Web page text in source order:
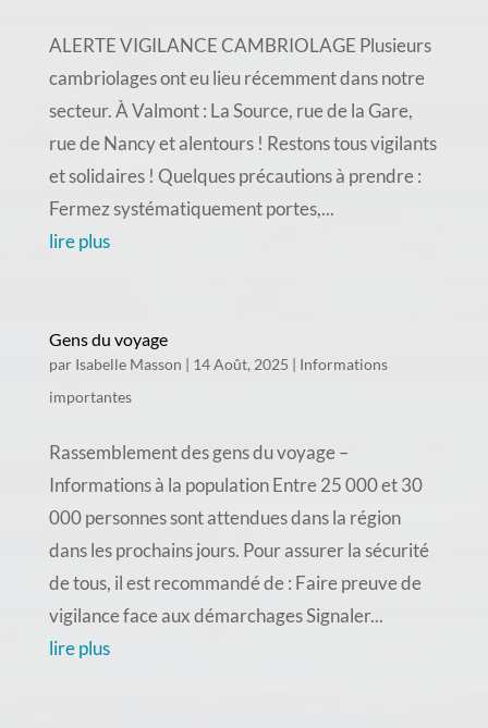
ALERTE VIGILANCE CAMBRIOLAGE Plusieurs
cambriolages ont eu lieu récemment dans notre
secteur. À Valmont : La Source, rue de la Gare,
rue de Nancy et alentours ! Restons tous vigilants
et solidaires ! Quelques précautions à prendre :
Fermez systématiquement portes,...
lire plus
Gens du voyage
par Isabelle Masson | 14 Août, 2025 | Informations
importantes
Rassemblement des gens du voyage –
Informations à la population Entre 25 000 et 30
000 personnes sont attendues dans la région
dans les prochains jours. Pour assurer la sécurité
de tous, il est recommandé de : Faire preuve de
vigilance face aux démarchages Signaler...
lire plus